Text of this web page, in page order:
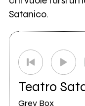
Satanico.
Teatro
Grey Box